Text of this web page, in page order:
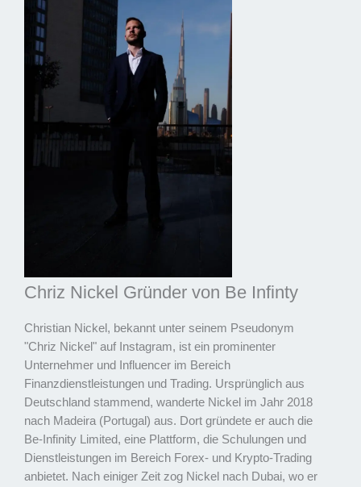
Chriz Nickel Gründer von Be Infinty
Christian Nickel, bekannt unter seinem Pseudonym
"Chriz Nickel" auf Instagram, ist ein prominenter
Unternehmer und Influencer im Bereich
Finanzdienstleistungen und Trading. Ursprünglich aus
Deutschland stammend, wanderte Nickel im Jahr 2018
nach Madeira (Portugal) aus. Dort gründete er auch die
Be-Infinity Limited, eine Plattform, die Schulungen und
Dienstleistungen im Bereich Forex- und Krypto-Trading
anbietet. Nach einiger Zeit zog Nickel nach Dubai, wo er